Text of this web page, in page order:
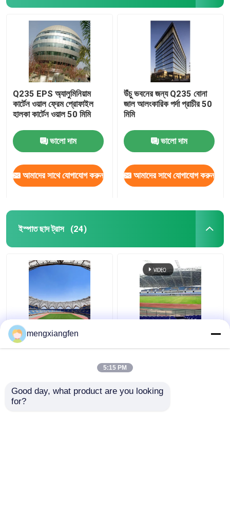
Q235 EPS অ্যালুমিনিয়াম
কার্টেন ওয়াল ফ্রেম প্রোফাইল
হালকা কার্টেন ওয়াল 50 মিমি
ভালো দাম
আমাদের সাথে যোগাযোগ করুন
উঁচু ভবনের জন্য Q235 বোনা
জাল আলংকারিক পর্দা প্রাচীর 50
মিমি
ভালো দাম
আমাদের সাথে যোগাযোগ করুন
ইস্পাত ছাদ ট্রাস (24)
Q235 বাঁকা ইস্পাত ছাদ ট্রাস
ঢেউতোলা ধাতু ছাদ trusses
mengxiangfen
5:15 PM
Good day, what product are you looking
for?